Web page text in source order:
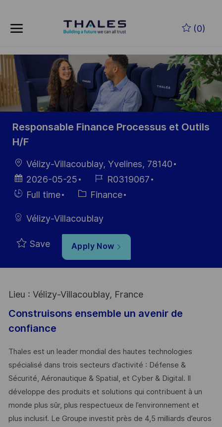
(0)
-
Responsable Finance Processus et Outils
H/F
LocationVélizy-Villacoublay, Yvelines, 78140
Posted
Date
2026-05-25
Job
Id
R0319067
HiringFull time Category
Finance
Vélizy-Villacoublay
Save Apply Now
Lieu : Vélizy-Villacoublay, France
Construisons ensemble un avenir de
confiance
Thales est un leader mondial des hautes technologies
spécialisé dans trois secteurs d’activité : Défense &
Sécurité, Aéronautique & Spatial, et Cyber & Digital. Il
développe des produits et solutions qui contribuent à un
monde plus sûr, plus respectueux de l’environnement et
plus inclusif. Le Groupe investit près de 4,5 milliards d’euros